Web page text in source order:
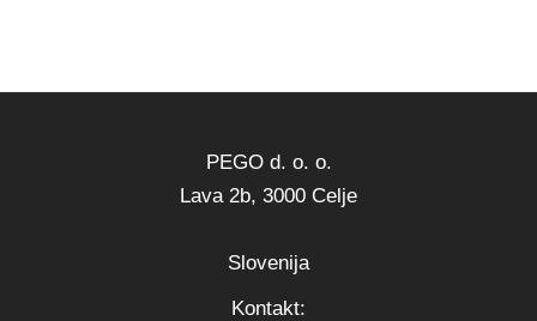
PEGO d. o. o.
Lava 2b, 3000 Celje
Slovenija
Kontakt: